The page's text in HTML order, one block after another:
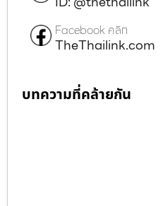
Facebook คลิก
TheThailink.com
บทความที่คล้ายกัน